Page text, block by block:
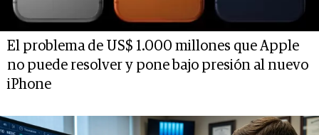
El problema de US$ 1.000 millones que Apple
no puede resolver y pone bajo presión al nuevo
iPhone